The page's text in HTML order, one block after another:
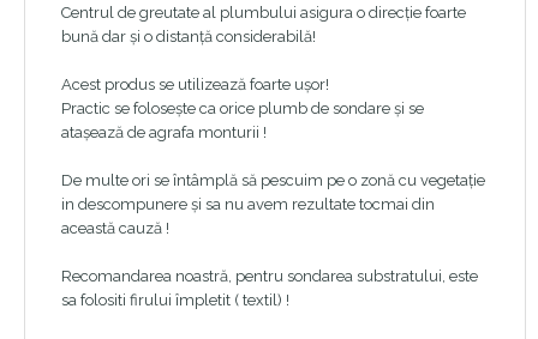
Centrul de greutate al plumbului asigura o direcție foarte
bună dar și o distanță considerabilă!
Acest produs se utilizează foarte ușor!
Practic se folosește ca orice plumb de sondare și se
atașează de agrafa monturii !
De multe ori se întâmplă să pescuim pe o zonă cu vegetație
in descompunere și sa nu avem rezultate tocmai din
această cauză !
Recomandarea noastră, pentru sondarea substratului, este
sa folositi firului împletit ( textil) !